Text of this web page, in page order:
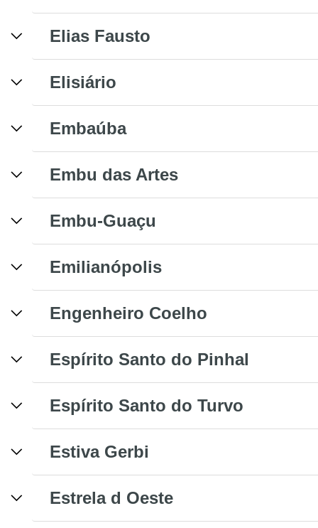
Elias Fausto
Elisiário
Embaúba
Embu das Artes
Embu-Guaçu
Emilianópolis
Engenheiro Coelho
Espírito Santo do Pinhal
Espírito Santo do Turvo
Estiva Gerbi
Estrela d Oeste